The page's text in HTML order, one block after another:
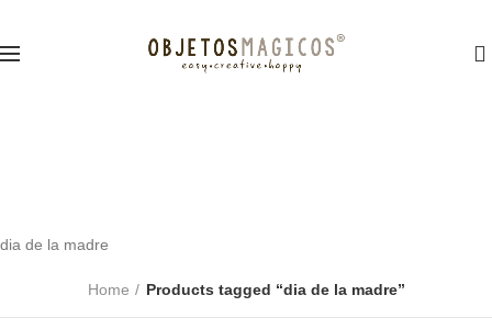
dia de la madre
Home Products tagged “dia de la madre”